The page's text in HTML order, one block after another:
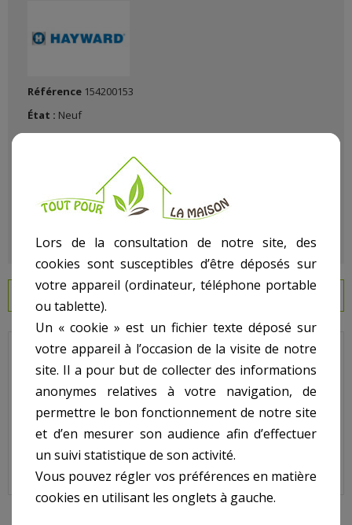
Référence 154200153
État : Neuf
EN SAVOIR PLUS
Hayward - Pour Filtre Top - N° 4 - Collier de serrage S0166T
S0210T S0244T
Code : GMX0600NM
Sur image , N° 4
Lors de la consultation de notre site, des
cookies sont susceptibles d’être déposés sur
votre appareil (ordinateur, téléphone portable
ou tablette).
Un « cookie » est un fichier texte déposé sur
votre appareil à l’occasion de la visite de notre
site. Il a pour but de collecter des informations
anonymes relatives à votre navigation, de
permettre le bon fonctionnement de notre site
et d’en mesurer son audience afin d’effectuer
un suivi statistique de son activité.
Vous pouvez régler vos préférences en matière
cookies en utilisant les onglets à gauche.